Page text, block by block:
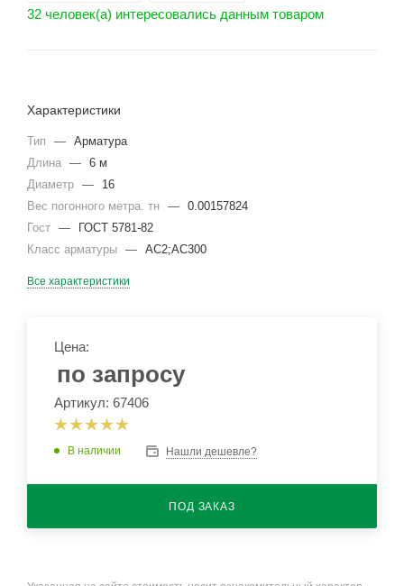
32 человек(а) интересовались данным товаром
Характеристики
Тип — Арматура
Длина — 6 м
Диаметр —
16
Вес погонного метра. тн — 0.00157824
Гост —
ГОСТ 5781-82
Класс арматуры — АС2;АС300
Все характеристики
Цена:
по запросу
Артикул: 67406
В наличии Нашли дешевле?
ПОД ЗАКАЗ